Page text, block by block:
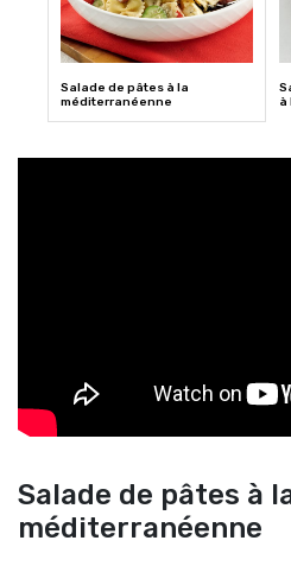
Salade de pâtes à la
méditerranéenne
à
Salade de pâtes à
méditerranéenne